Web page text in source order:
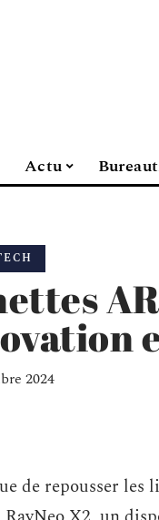
Actu
2024
de repousser les